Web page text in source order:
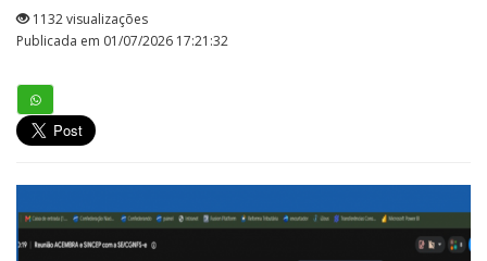
1132 visualizações
Publicada em 01/07/2026 17:21:32